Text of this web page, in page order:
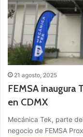
21 agosto, 2025
FEMSA inaugura
en CDMX
Mecánica Tek, parte
negocio de FEMSA